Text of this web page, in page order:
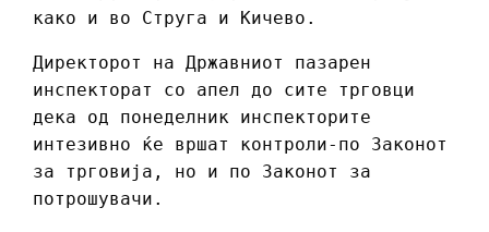
како и во Струга и Кичево.
Директорот на Државниот пазарен
инспекторат со апел до сите трговци
дека од понеделник инспекторите
интезивно ќе вршат контроли-по Законот
за трговија, но и по Законот за
потрошувачи.